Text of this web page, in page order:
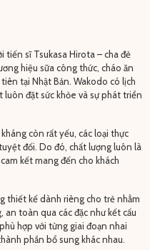
tiến sĩ Tsukasa Hirota – cha đẻ
hiệu sữa công thức, cháo ăn
tại Nhật Bản. Wakodo có lịch
đặt sức khỏe và sự phát triển
còn rất yếu, các loại thực
đối. Do đó, chất lượng luôn là
kết mang đến cho khách
thiết kế dành riêng cho trẻ nhằm
toàn qua các đặc như kết cấu
hợp với từng giai đoạn nhai
phần bổ sung khác nhau.